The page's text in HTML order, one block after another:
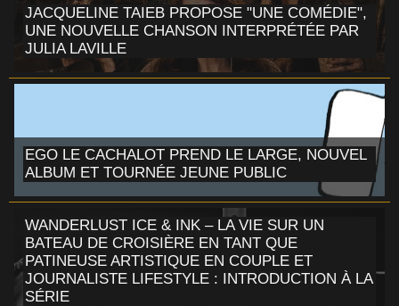
JACQUELINE TAIEB PROPOSE "UNE COMÉDIE",
UNE NOUVELLE CHANSON INTERPRÉTÉE PAR
JULIA LAVILLE
EGO LE CACHALOT PREND LE LARGE, NOUVEL
ALBUM ET TOURNÉE JEUNE PUBLIC
WANDERLUST ICE & INK – LA VIE SUR UN
BATEAU DE CROISIÈRE EN TANT QUE
PATINEUSE ARTISTIQUE EN COUPLE ET
JOURNALISTE LIFESTYLE : INTRODUCTION À LA
SÉRIE